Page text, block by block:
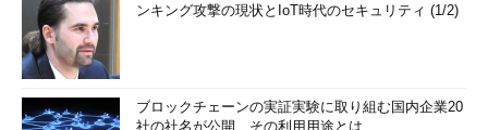
ンキング攻撃の現状とIoT時代のセキュリティ (1/2)
ブロックチェーンの実証実験に取り組む国内企業20
社の社名が公開、その利用用途とは